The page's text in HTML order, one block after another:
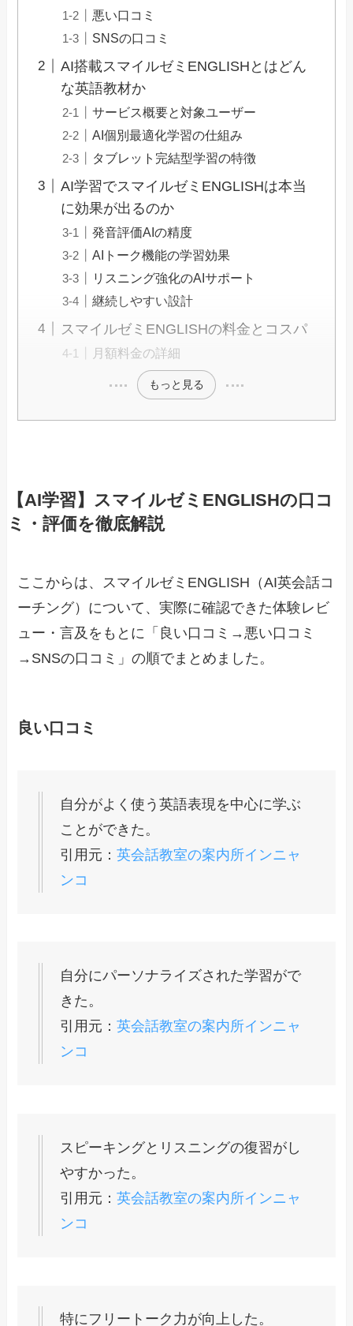
悪い口コミ
SNSの口コミ
AI搭載スマイルゼミENGLISHとはどん
な英語教材か
サービス概要と対象ユーザー
AI個別最適化学習の仕組み
タブレット完結型学習の特徴
AI学習でスマイルゼミENGLISHは本当
に効果が出るのか
発音評価AIの精度
AIトーク機能の学習効果
リスニング強化のAIサポート
継続しやすい設計
スマイルゼミENGLISHの料金とコスパ
月額料金の詳細
もっと見る
【AI学習】スマイルゼミENGLISHの口コ
ミ・評価を徹底解説
ここからは、スマイルゼミENGLISH（AI英会話コ
ーチング）について、実際に確認できた体験レビ
ュー・言及をもとに「良い口コミ→悪い口コミ
→SNSの口コミ」の順でまとめました。
良い口コミ
自分がよく使う英語表現を中心に学ぶ
ことができた。
引用元：英会話教室の案内所インニャ
ンコ
自分にパーソナライズされた学習がで
きた。
引用元：英会話教室の案内所インニャ
ンコ
スピーキングとリスニングの復習がし
やすかった。
引用元：英会話教室の案内所インニャ
ンコ
特にフリートーク力が向上した。